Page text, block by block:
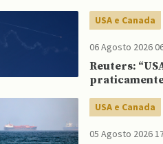
USA e Canada
06 Agosto 2026
Reuters:
USA e Canada
05 Agosto 2026